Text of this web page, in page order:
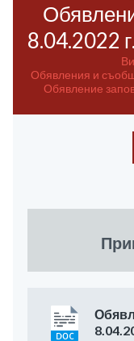
8.04.2022
Обявления и
Обявление